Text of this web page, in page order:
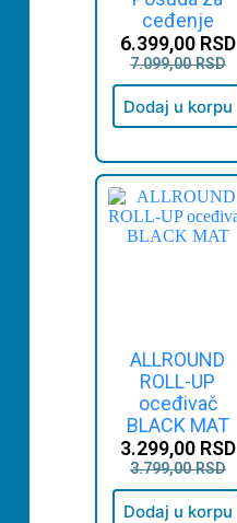
ceđenje
7.099,00RSD
6.399,00 RSD
Dodaj u korpu
ALLROUND
ROLL-UP
oceđivač
BLACK MAT
3.799,00RSD
3.299,00 RSD
Dodaj u korpu